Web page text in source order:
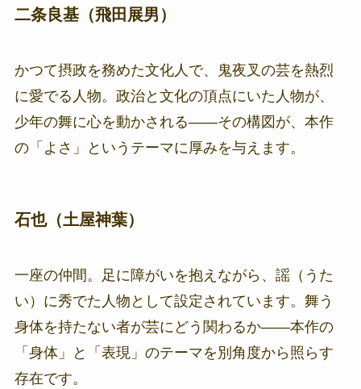
二条良基（飛田展男）
かつて摂政を務めた文化人で、鬼夜叉の芸を熱烈
に愛でる人物。政治と文化の頂点にいた人物が、
少年の舞に心を動かされる——その構図が、本作
の「よさ」というテーマに厚みを与えます。
石也（土屋神葉）
一座の仲間。足に障がいを抱えながら、謡（うた
い）に秀でた人物として設定されています。舞う
身体を持たない者が芸にどう関わるか——本作の
「身体」と「表現」のテーマを別角度から照らす
存在です。